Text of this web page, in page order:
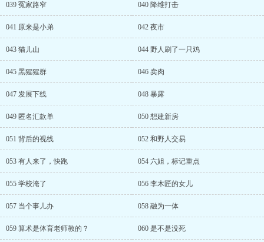
039 冤家路窄 040 降维打击
041 原来是小弟 042 夜市
043 猫儿山 044 野人刷了一只鸡
045 黑猩猩群 046 卖肉
047 发展下线 048 暴露
049 匿名汇款单 050 想建新房
051 背后的视线 052 和野人交易
053 有人来了，快跑 054 六姐，标记重点
055 学校淹了 056 李木匠的女儿
057 当个事儿办 058 融为一体
059 算术是体育老师教的？ 060 是不是没死